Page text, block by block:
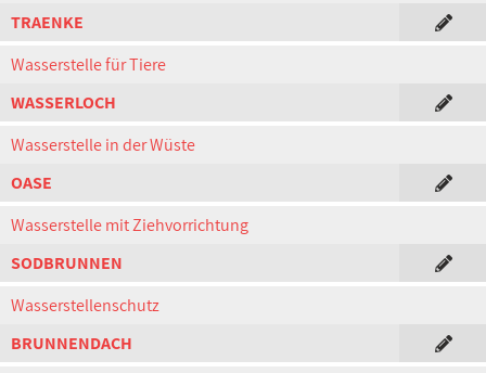
TRAENKE
Wasserstelle für Tiere
WASSERLOCH
Wasserstelle in der Wüste
OASE
Wasserstelle mit Ziehvorrichtung
SODBRUNNEN
Wasserstellenschutz
BRUNNENDACH